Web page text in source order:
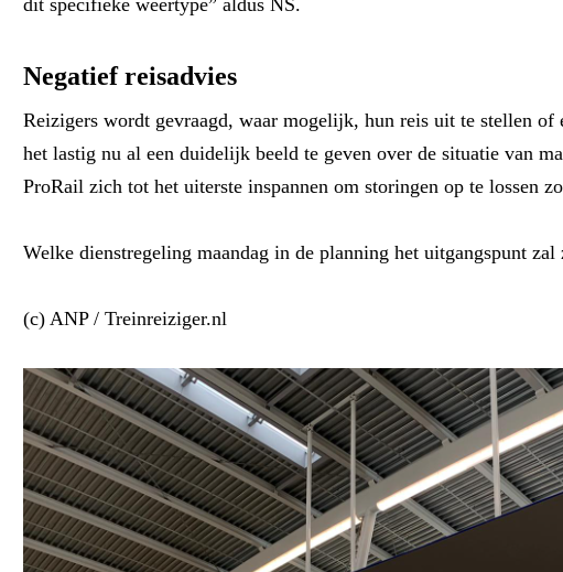
Negatief reisadvies
Reizigers wordt gevraagd, waar mogelijk, hun reis uit te stellen of
het lastig nu al een duidelijk beeld te geven over de situatie van
ProRail zich tot het uiterste inspannen om storingen op te lossen
Welke dienstregeling maandag in de planning het uitgangspunt
(c) ANP / Treinreiziger.nl